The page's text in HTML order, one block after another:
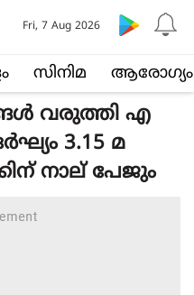
സിനിമ ആരോഗ്യം
Fri, 7 Aug 2026
വരുത്തി എ
3.15 മ
നാല് പേജും